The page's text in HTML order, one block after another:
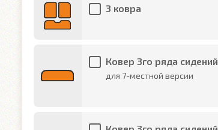
3 ковра
Ковер 3го ряда сидений
для 7-местной версии